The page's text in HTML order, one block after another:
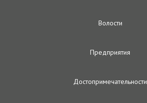
Волости
Предприятия
Достопримечательности